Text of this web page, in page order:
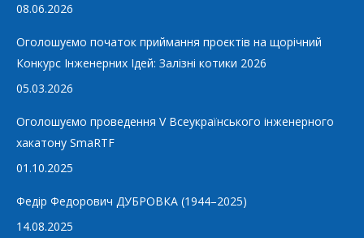
08.06.2026
Оголошуємо початок приймання проєктів на щорічний
Конкурс Інженерних Ідей: Залізні котики 2026
05.03.2026
Оголошуємо проведення V Всеукраїнського інженерного
хакатону SmaRTF
01.10.2025
Федір Федорович ДУБРОВКА (1944–2025)
14.08.2025